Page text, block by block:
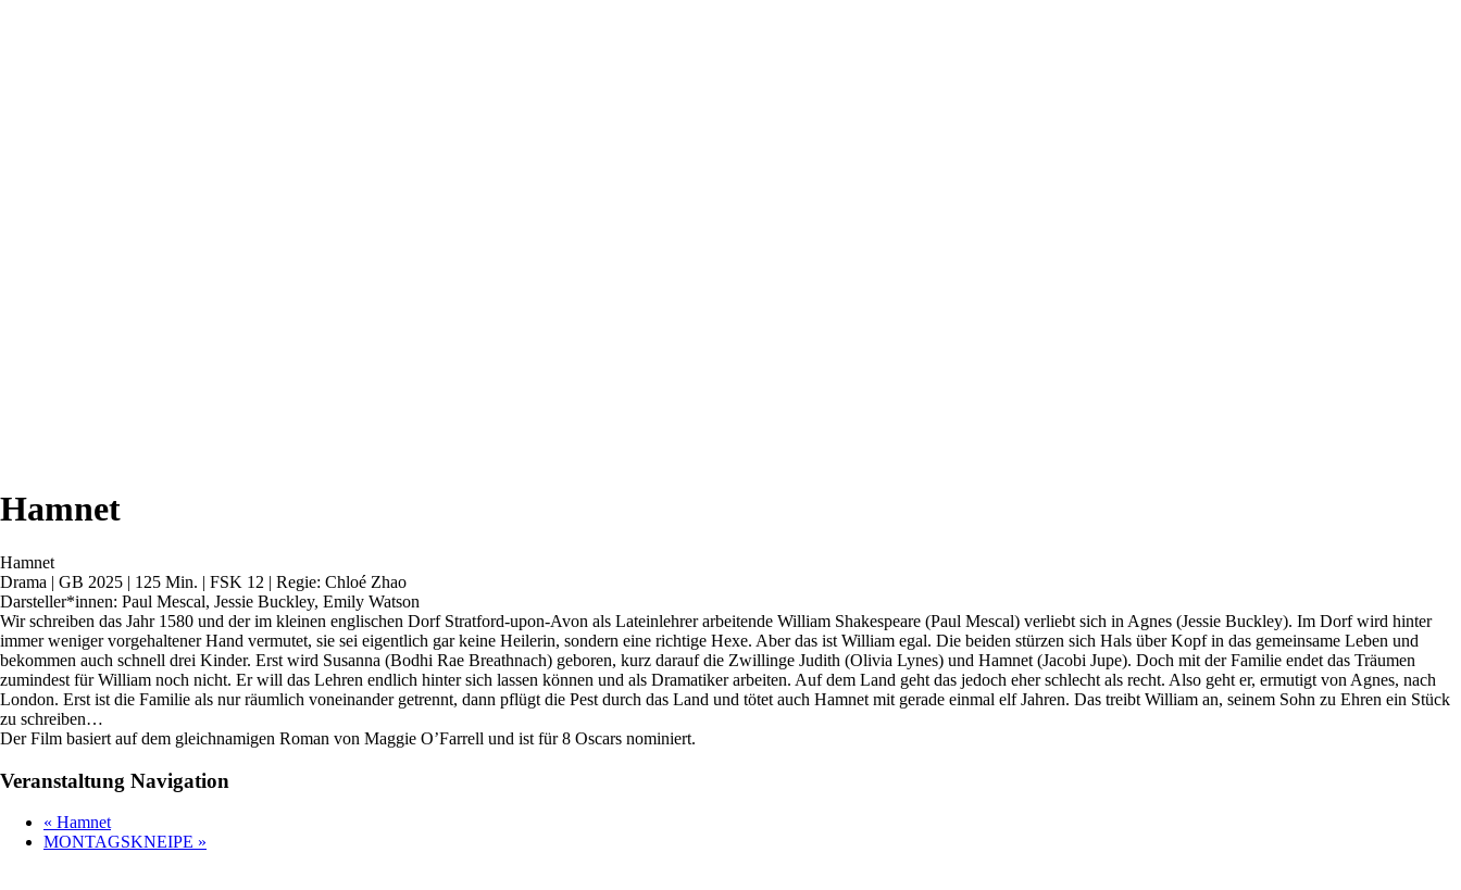
Hamnet
Hamnet
Drama | GB 2025 | 125 Min. | FSK 12 | Regie: Chloé Zhao
Darsteller*innen: Paul Mescal, Jessie Buckley, Emily Watson
Wir schreiben das Jahr 1580 und der im kleinen englischen Dorf Stratford-upon-Avon als Lateinlehrer arbeitende William Shakespeare (Paul Mescal) verliebt sich in Agnes (Jessie Buckley). Im Dorf wird hinter
immer weniger vorgehaltener Hand vermutet, sie sei eigentlich gar keine Heilerin, sondern eine richtige Hexe. Aber das ist William egal. Die beiden stürzen sich Hals über Kopf in das gemeinsame Leben und
bekommen auch schnell drei Kinder. Erst wird Susanna (Bodhi Rae Breathnach) geboren, kurz darauf die Zwillinge Judith (Olivia Lynes) und Hamnet (Jacobi Jupe). Doch mit der Familie endet das Träumen
zumindest für William noch nicht. Er will das Lehren endlich hinter sich lassen können und als Dramatiker arbeiten. Auf dem Land geht das jedoch eher schlecht als recht. Also geht er, ermutigt von Agnes, nach
London. Erst ist die Familie als nur räumlich voneinander getrennt, dann pflügt die Pest durch das Land und tötet auch Hamnet mit gerade einmal elf Jahren. Das treibt William an, seinem Sohn zu Ehren ein Stück
zu schreiben…
Der Film basiert auf dem gleichnamigen Roman von Maggie O’Farrell und ist für 8 Oscars nominiert.
Veranstaltung Navigation
« Hamnet
MONTAGSKNEIPE »